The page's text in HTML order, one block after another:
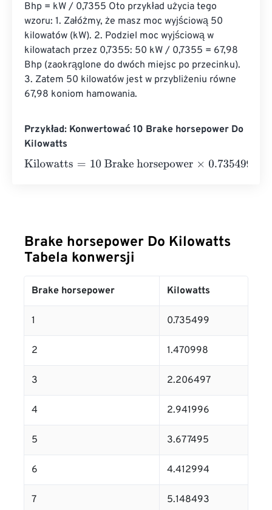
Bhp = kW / 0,7355 Oto przykład użycia tego
wzoru: 1. Załóżmy, że masz moc wyjściową 50
kilowatów (kW). 2. Podziel moc wyjściową w
kilowatach przez 0,7355: 50 kW / 0,7355 = 67,98
Bhp (zaokrąglone do dwóch miejsc po przecinku).
3. Zatem 50 kilowatów jest w przybliżeniu równe
67,98 koniom hamowania.
Przykład: Konwertować 10 Brake horsepower Do
Kilowatts
Kilowatts=10 Brake horsepower×0.735499=7.35499
Brake horsepower Do Kilowatts
Tabela konwersji
Brake horsepower Kilowatts
1 0.735499
2 1.470998
3 2.206497
4 2.941996
5 3.677495
6 4.412994
7 5.148493